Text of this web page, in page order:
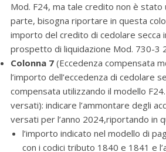
Mod. F24, ma tale credito non è
parte, bisogna riportare in questa
importo del credito di cedolare secca
prospetto di liquidazione Mod. 730-3
Colonna 7 (Eccedenza compensata
l’importo dell’eccedenza di cedolare
compensata utilizzando il modello
versati): indicare l’ammontare degli
versati per l’anno 2024,riportando in
l’importo indicato nel modello di
con i codici tributo 1840 e 1841 e